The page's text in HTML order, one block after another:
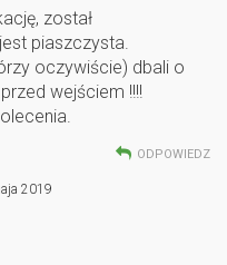
został
piaszczysta.
oczywiście) dbali o
wejściem !!!!
ODPOWIEDZ
2019